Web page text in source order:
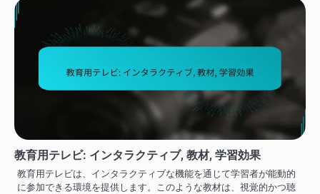
教育用テレビ: インタラクティブ, 教材, 学習効果
教育用テレビは、インタラクティブな機能を通じて学習者が能動的
に参加できる環境を提供します。このような教材は、視覚的かつ聴